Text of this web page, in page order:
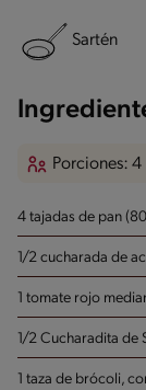
Sartén
Porciones: 4
4 tajadas de pan
1/2 cucharada de
1 tomate rojo
1/2 Cucharadita de
1 taza de brócoli,